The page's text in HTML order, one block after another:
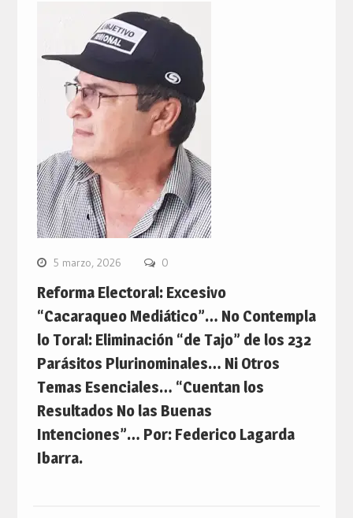
5 marzo, 2026 0
Reforma Electoral: Excesivo
“Cacaraqueo Mediático”… No Contempla
lo Toral: Eliminación “de Tajo” de los 232
Parásitos Plurinominales… Ni Otros
Temas Esenciales… “Cuentan los
Resultados No las Buenas
Intenciones”… Por: Federico Lagarda
Ibarra.